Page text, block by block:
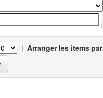
| Arranger les items par